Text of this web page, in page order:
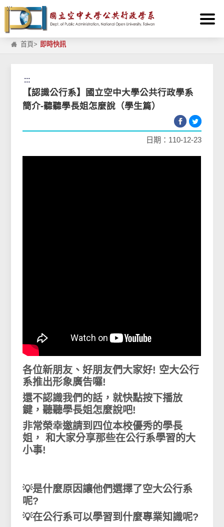
跳到主要內容區塊
:::
首頁> 即時快訊
:::
【認識公行系】國立空中大學公共行政學系
簡介-聽聽學長姐怎麼說（學生篇）
日期：110-12-23
各位新朋友、好朋友們大家好! 空大公行
系推出形象廣告囉!
還不認識我們的話，就快點按下播放
鍵，聽聽學長姐怎麼說吧!
非常榮幸邀請到四位本校優秀的學長
姐， 和大家分享那些在公行系學習的大
小事!
💡是什麼原因讓他們選擇了空大公行系
呢?
💡在公行系可以學習到什麼專業知識呢?